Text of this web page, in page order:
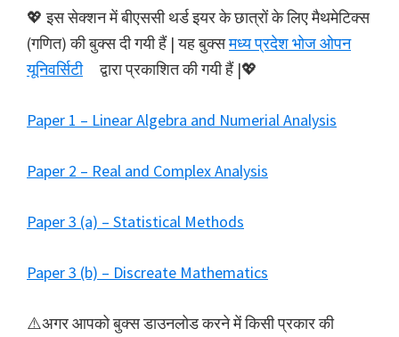
💖 इस सेक्शन में बीएससी थर्ड इयर के छात्रों के लिए मैथमेटिक्स
(गणित) की बुक्स दी गयी हैं | यह बुक्समध्य प्रदेश भोज ओपन
यूनिवर्सिटी
द्वारा प्रकाशित की गयी हैं |💖
Paper 1 – Linear Algebra and Numerial Analysis
Paper 2 – Real and Complex Analysis
Paper 3 (a) – Statistical Methods
Paper 3 (b) – Discreate Mathematics
⚠️अगर आपको बुक्स डाउनलोड करने में किसी प्रकार की